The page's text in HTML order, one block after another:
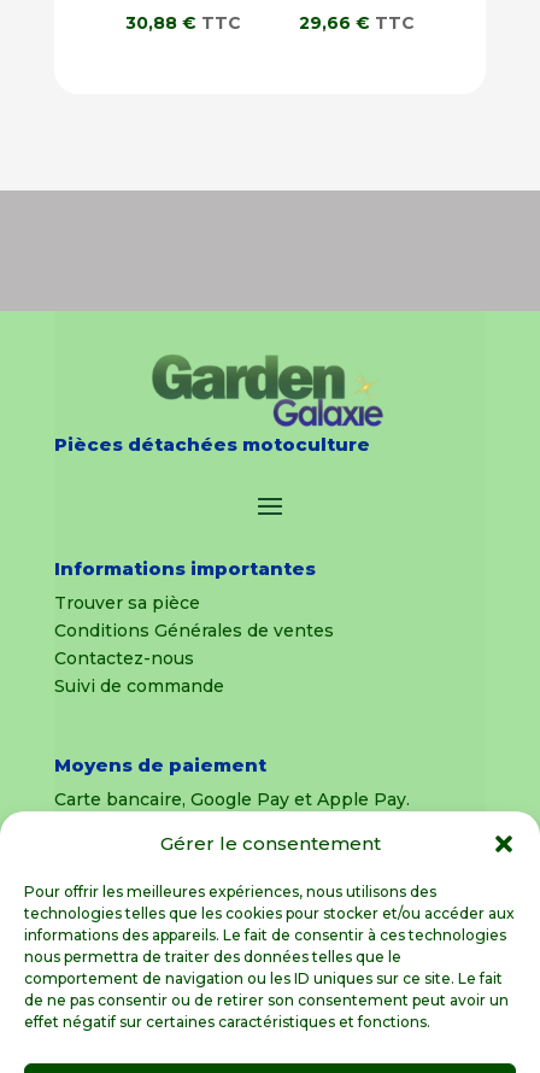
Gérer le consentement
Pour offrir les meilleures expériences, nous utilisons des
technologies telles que les cookies pour stocker et/ou accéder aux
informations des appareils. Le fait de consentir à ces technologies
nous permettra de traiter des données telles que le
comportement de navigation ou les ID uniques sur ce site. Le fait
de ne pas consentir ou de retirer son consentement peut avoir un
effet négatif sur certaines caractéristiques et fonctions.
30,88 € TTC 29,66€ TTC
Pièces détachées motoculture
Informations importantes
Trouver sa pièce
Conditions Générales de ventes
Contactez-nous
Suivi de commande
Moyens de paiement
Carte bancaire, Google Pay et Apple Pay.
uniquement
Livraison sous 8 jours pour les pièces
détachées
Livraisons sous 15 jours pour les outillages de
jardin (sous réserve de stock disponible)